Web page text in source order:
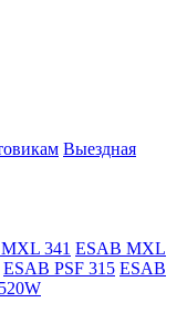
Выездная
341 ESAB MXL
ESAB PSF 315 ESAB